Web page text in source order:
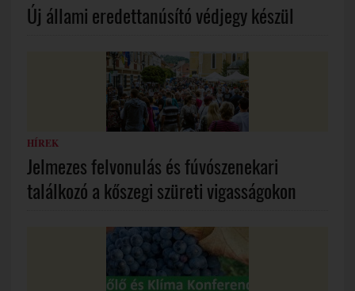
Új állami eredettanúsító védjegy készül
HÍREK
Jelmezes felvonulás és fúvószenekari
találkozó a kőszegi szüreti vigasságokon